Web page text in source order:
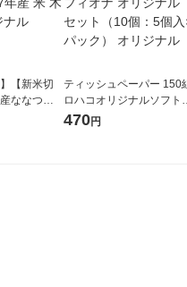
【新米切
ななつぼ
令和7年産
ジナル
ティッシュペーパー 150
ロハコオリジナルソフトパ
ックティッシュ フィオナ
470円